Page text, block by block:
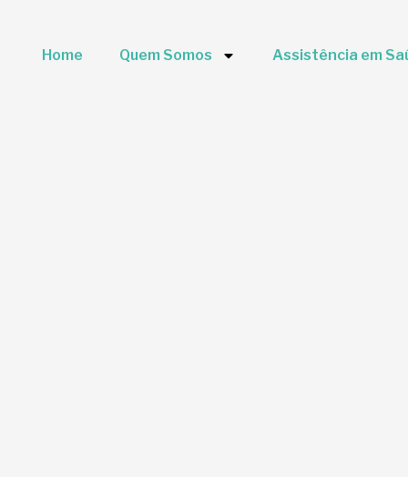
Home Quem Somos Assistência em